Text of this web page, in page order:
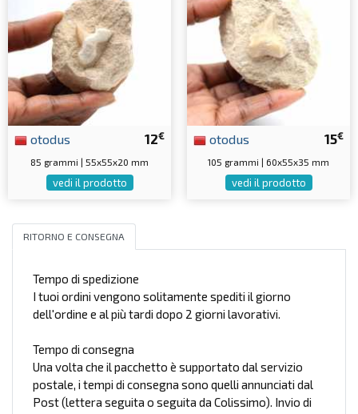
12€
otodus
85 grammi | 55x55x20 mm
vedi il prodotto
15€
otodus
105 grammi | 60x55x35 mm
vedi il prodotto
RITORNO E CONSEGNA
Tempo di spedizione
I tuoi ordini vengono solitamente spediti il giorno
dell'ordine e al più tardi dopo 2 giorni lavorativi.
Tempo di consegna
Una volta che il pacchetto è supportato dal servizio
postale, i tempi di consegna sono quelli annunciati dal
Post (lettera seguita o seguita da Colissimo). Invio di